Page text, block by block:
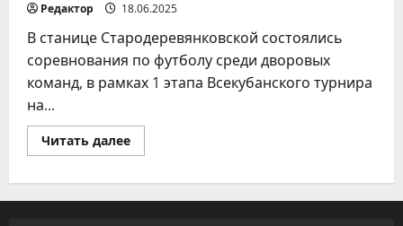
Редактор 18.06.2025
В станице Стародеревянковской состоялись
соревнования по футболу среди дворовых
команд, в рамках 1 этапа Всекубанского турнира
на...
Читать далееПрочитать
больше
футболу